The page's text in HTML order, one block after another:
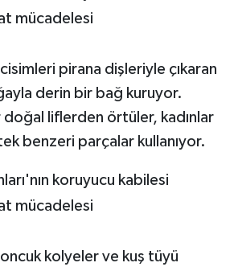
pirana dişleriyle çıkaran
derin bir bağ kuruyor.
liflerden örtüler, kadınlar
benzeri parçalar kullanıyor.
kolyeler ve kuş tüyü